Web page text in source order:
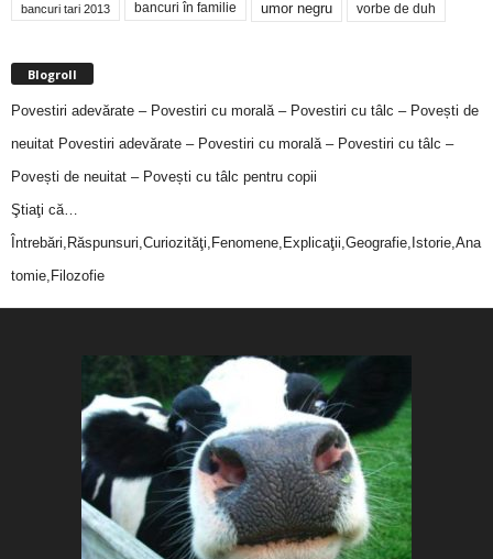
bancuri tari 2013 bancuri în familie umor negru vorbe de duh
Blogroll
Povestiri adevărate – Povestiri cu morală – Povestiri cu tâlc – Povești de
neuitat Povestiri adevărate – Povestiri cu morală – Povestiri cu tâlc –
Povești de neuitat – Povești cu tâlc pentru copii
Ştiaţi că…
Întrebări,Răspunsuri,Curiozităţi,Fenomene,Explicaţii,Geografie,Istorie,Ana
tomie,Filozofie